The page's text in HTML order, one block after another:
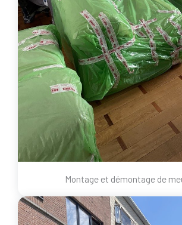
Montage et démontage de